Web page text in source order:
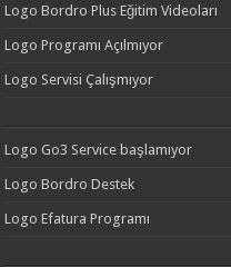
Logo Bordro Plus Eğitim Videoları
Logo Programı Açılmıyor
Logo Servisi Çalışmıyor
Logo Go3 Service başlamıyor
Logo Bordro Destek
Logo Efatura Programı